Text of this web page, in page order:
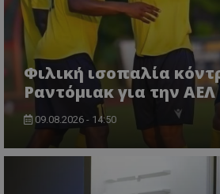
Φιλική ισοπαλία
Ραντόμιακ για την ΑΕΛ
09.08.2026 - 14:50